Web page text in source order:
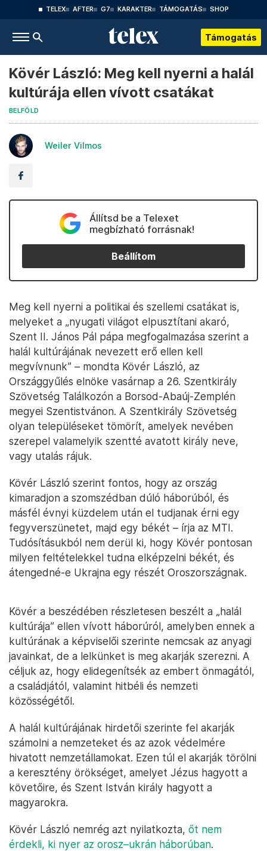
TELEX AFTER G7 KARAKTER TÁMOGATÁS SHOP
Támogatás
Kövér László: Meg kell nyerni a halál
kultúrája ellen vívott csatákat
BELFÖLD
Weiler Vilmos
Állítsd be a Telexet
megbízható forrásnak!
Beállítom
Meg kell nyerni a politikai és szellemi csatákat is,
melyeket a „nyugati világot elpusztítani akaró,
Szent II. János Pál pápa megfogalmazása szerint a
halál kultúrájának nevezett erő ellen kell
megvívnunk” – mondta Kövér László, az
Országgyűlés elnöke vasárnap a 26. Szentkirály
Szövetség Találkozón a Borsod-Abaúj-Zemplén
megyei Szentistvánon. A Szentkirály Szövetség
olyan településeket tömörít, amelyek nevében
szerepel valamelyik szentté avatott király neve,
vagy utalás rájuk.
Kövér László szerint fontos, hogy az ország
kimaradjon a szomszédban dúló háborúból, és
másfél évnyi küzdelem után el tudjanak érni egy
fegyverszünetet, majd egy békét – írja az MTI.
Tudósításukból nem derül ki, hogy Kövér pontosan
milyen feltételekkel tudna elképzelni békét, és
átengedné-e Ukrajna egy részét Oroszországnak.
Kövér a beszédében részletesen beszélt a „halál
kultúrája” ellen vívott háborúról, amelyben ennek a
kultúrának a képviselői szerinte nemcsak az anyagi
javainkat, de a lelkünket is meg akarják szerezni. A
céljuk az, hogy elidegenítsék az embert önmagától,
a családjától, valamint hitbéli és nemzeti
közösségétől.
A halál kultúrájának hirdetői szerinte fel akarják
számolni a nemzeteket és az azok védelmére
hivatott nemzetállamokat. Ezen túl el akarják törölni
a keresztény örökséget, amelyet Jézus hagyott a
követőire, és Szent István király hagyott a
magyarokra.
Kövér László nemrég azt nyilatkozta, őt nem
érdekli, ki nyer az orosz–ukrán háborúban.